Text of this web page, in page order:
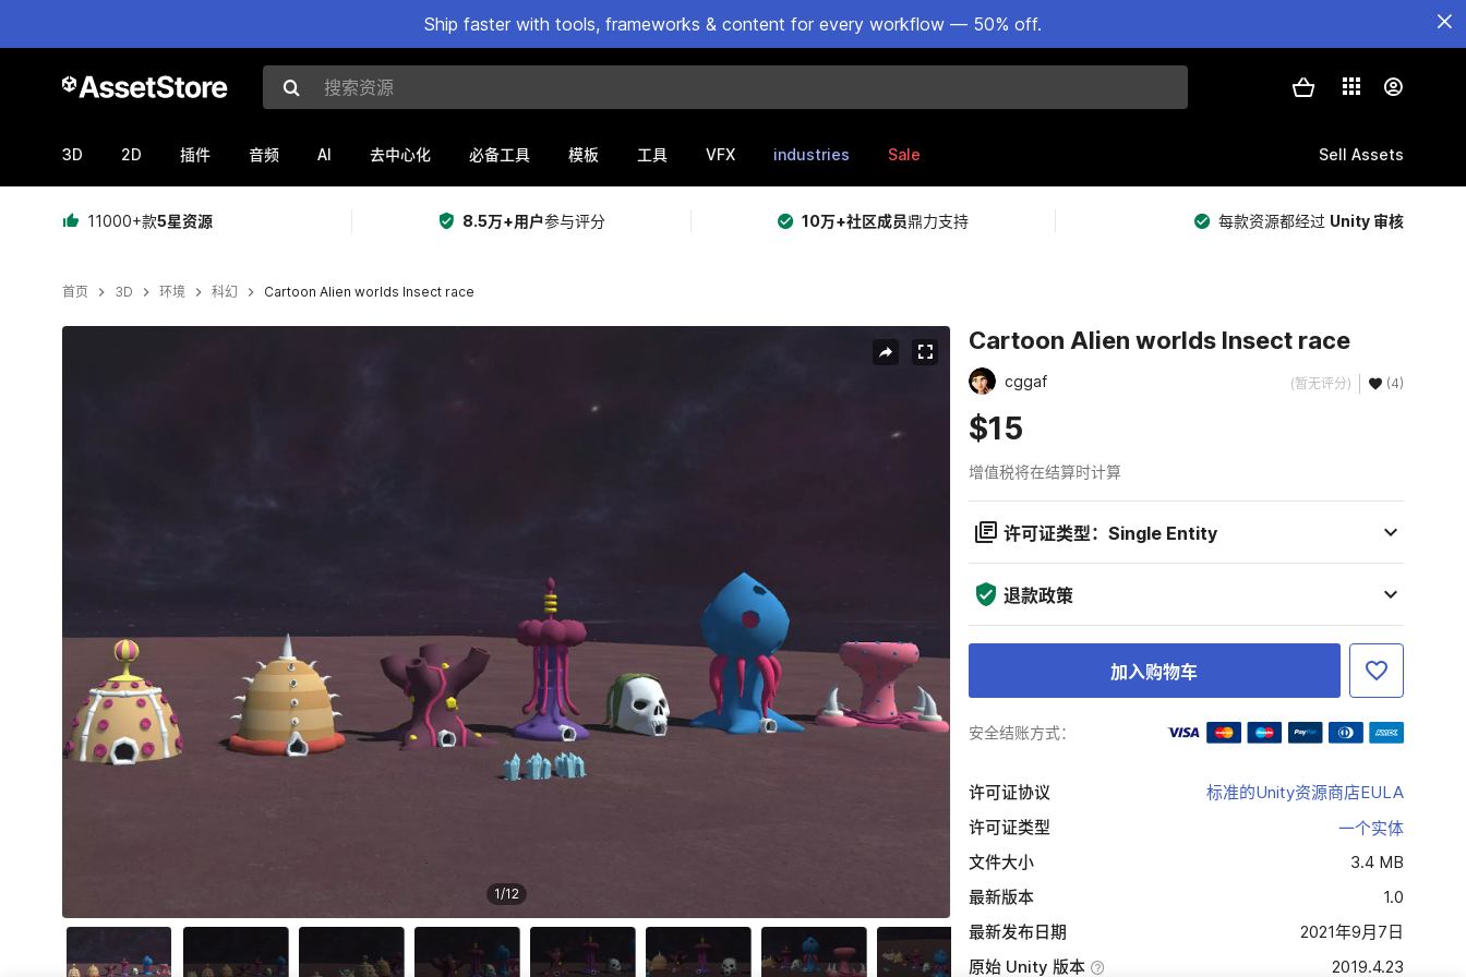
Ship faster with tools, frameworks & content for every workflow — 50% off.
搜索资源
3D 2D 插件 音频 AI 去中心化 必备工具 模板 工具 VFX industries Sale Sell Assets
11000+款5星资源 8.5万+用户参与评分 10万+社区成员鼎力支持 每款资源都经过 Unity 审核
首页 3D 环境 科幻 Cartoon Alien worlds Insect race
1/12
Cartoon Alien worlds Insect race
cggaf (暂无评分) (4)
$15
增值税将在结算时计算
许可证类型：Single Entity
退款政策
加入购物车
安全结账方式：
许可证协议
标准的Unity资源商店EULA
许可证类型
一个实体
文件大小
3.4 MB
最新版本
1.0
最新发布日期
2021年9月7日
原始 Unity 版本
2019.4.23